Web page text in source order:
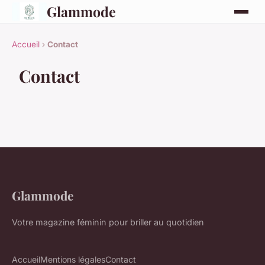
Glammode
Accueil › Contact
Contact
Glammode
Votre magazine féminin pour briller au quotidien
AccueilMentions légalesContact